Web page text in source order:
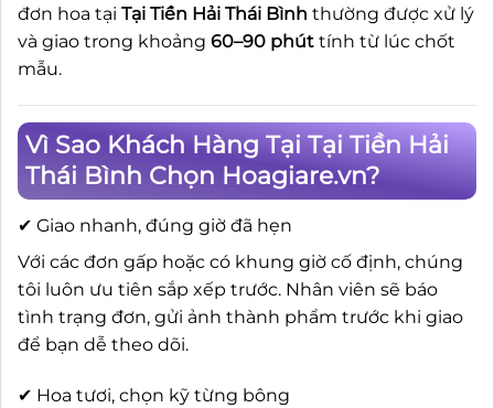
đơn hoa tại Tại Tiền Hải Thái Bình thường được xử lý
và giao trong khoảng 60–90 phút tính từ lúc chốt
mẫu.
Vì Sao Khách Hàng Tại Tại Tiền Hải
Thái Bình Chọn Hoagiare.vn?
✔ Giao nhanh, đúng giờ đã hẹn
Với các đơn gấp hoặc có khung giờ cố định, chúng
tôi luôn ưu tiên sắp xếp trước. Nhân viên sẽ báo
tình trạng đơn, gửi ảnh thành phẩm trước khi giao
để bạn dễ theo dõi.
✔ Hoa tươi, chọn kỹ từng bông